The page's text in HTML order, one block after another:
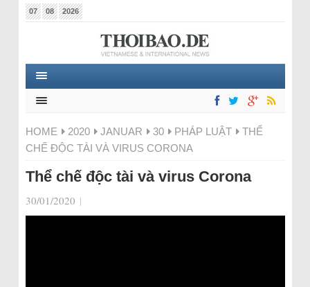
07 08 2026
HOME 2020 JANUAR 30 PHÁP LUẬT
THỂ
CHẾ ĐỘC TÀI VÀ VIRUS CORONA
Thể chế độc tài và virus Corona
30/01/2020 |